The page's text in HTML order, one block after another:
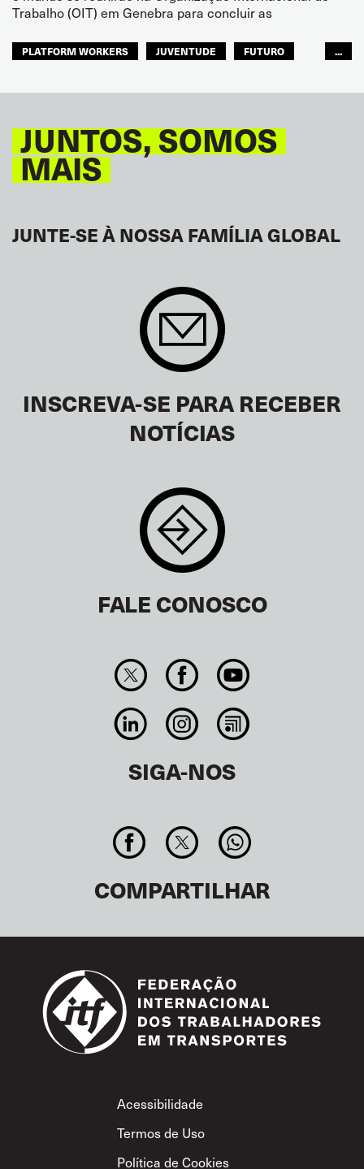
Trabalho (OIT) em Genebra para concluir as
PLATFORM WORKERS JUVENTUDE
FUTURO
...
JUNTOS, SOMOS
MAIS
JUNTE-SE À NOSSA FAMÍLIA GLOBAL
INSCREVA-SE PARA RECEBER
NOTÍCIAS
FALE CONOSCO
SIGA-NOS
COMPARTILHAR
Footer
Acessibilidade
Termos de Uso
Política de Cookies